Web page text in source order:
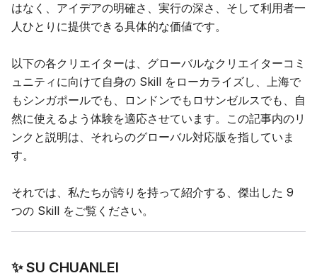
はなく、アイデアの明確さ、実行の深さ、そして利用者一
人ひとりに提供できる具体的な価値です。
以下の各クリエイターは、グローバルなクリエイターコミ
ュニティに向けて自身の Skill をローカライズし、上海で
もシンガポールでも、ロンドンでもロサンゼルスでも、自
然に使えるよう体験を適応させています。この記事内のリ
ンクと説明は、それらのグローバル対応版を指していま
す。
それでは、私たちが誇りを持って紹介する、傑出した 9
つの Skill をご覧ください。
✨ SU CHUANLEI